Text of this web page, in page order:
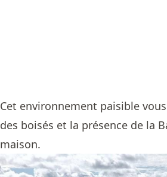
Cet environnement paisible
des boisés et la présence de la
maison.